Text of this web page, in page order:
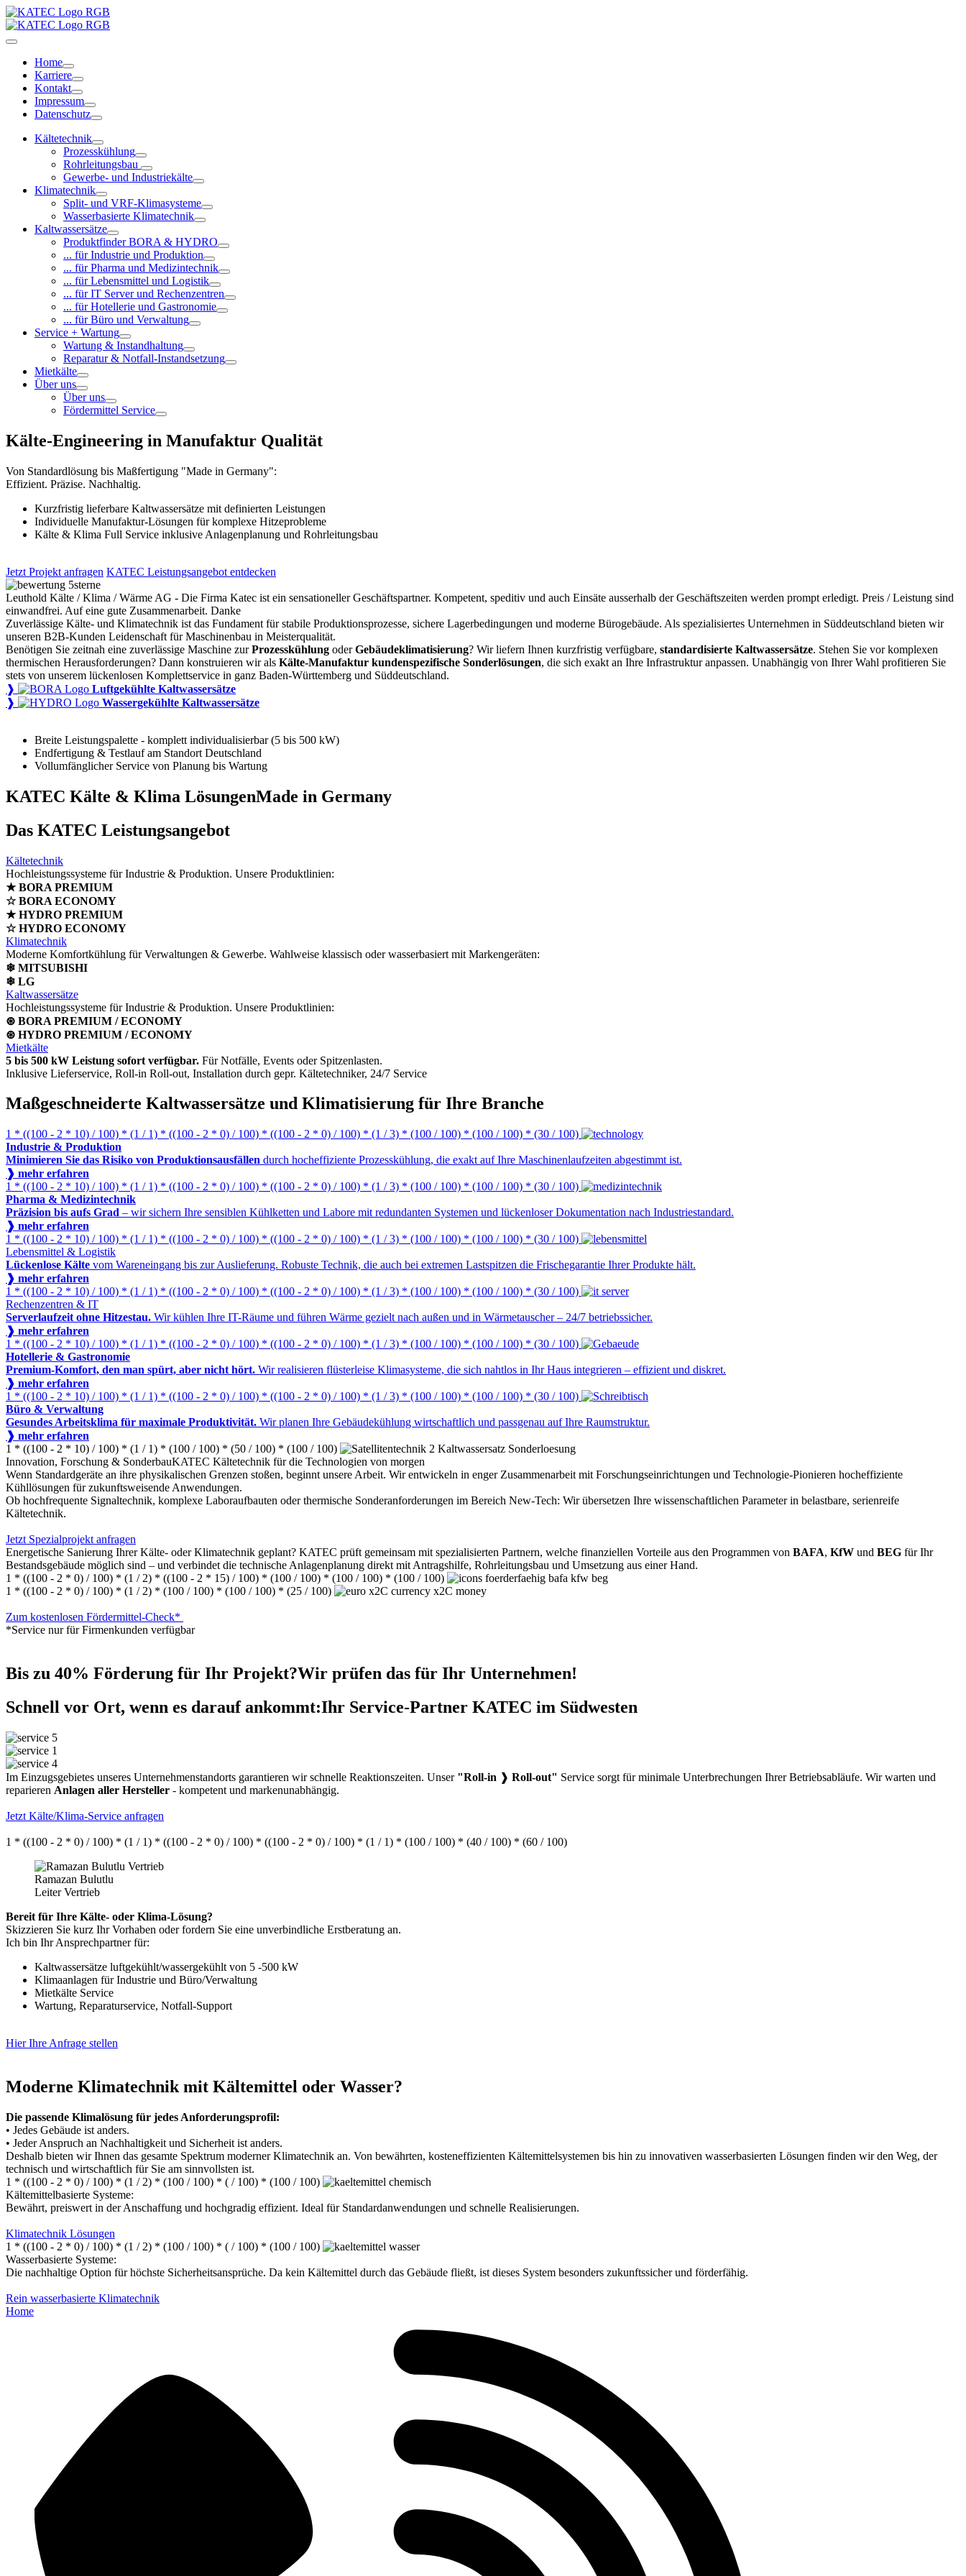
Home
Karriere
Kontakt
Impressum
Datenschutz
Kältetechnik
Prozesskühlung
Rohrleitungsbau
Gewerbe- und Industriekälte
Klimatechnik
Split- und VRF-Klimasysteme
Wasserbasierte Klimatechnik
Kaltwassersätze
Produktfinder BORA & HYDRO
... für Industrie und Produktion
... für Pharma und Medizintechnik
... für Lebensmittel und Logistik
... für IT Server und Rechenzentren
... für Hotellerie und Gastronomie
... für Büro und Verwaltung
Service + Wartung
Wartung & Instandhaltung
Reparatur & Notfall-Instandsetzung
Mietkälte
Über uns
Über uns
Fördermittel Service
Kälte-Engineering in Manufaktur Qualität
Von Standardlösung bis Maßfertigung "Made in Germany":
Effizient. Präzise. Nachhaltig.
Kurzfristig lieferbare Kaltwassersätze mit definierten Leistungen
Individuelle Manufaktur-Lösungen für komplexe Hitzeprobleme
Kälte & Klima Full Service inklusive Anlagenplanung und Rohrleitungsbau
Jetzt Projekt anfragen KATEC Leistungsangebot entdecken
Leuthold Kälte / Klima / Wärme AG - Die Firma Katec ist ein sensationeller Geschäftspartner. Kompetent, speditiv und auch Einsäte ausserhalb der Geschäftszeiten werden prompt erledigt. Preis / Leistung sind
einwandfrei. Auf eine gute Zusammenarbeit. Danke
Zuverlässige Kälte- und Klimatechnik ist das Fundament für stabile Produktionsprozesse, sichere Lagerbedingungen und moderne Bürogebäude. Als spezialisiertes Unternehmen in Süddeutschland bieten wir
unseren B2B-Kunden Leidenschaft für Maschinenbau in Meisterqualität.
Benötigen Sie zeitnah eine zuverlässige Maschine zurProzesskühlung oderGebäudeklimatisierung? Wir liefern Ihnen kurzfristig verfügbare, standardisierte Kaltwassersätze. Stehen Sie vor komplexen
thermischen Herausforderungen? Dann konstruieren wir als Kälte-Manufaktur kundenspezifische Sonderlösungen, die sich exakt an Ihre Infrastruktur anpassen. Unabhängig von Ihrer Wahl profitieren Sie
stets von unserem lückenlosen Komplettservice in ganz Baden-Württemberg und Süddeutschland.
❱
Luftgekühlte Kaltwassersätze
❱
Wassergekühlte Kaltwassersätze
Breite Leistungspalette - komplett individualisierbar (5 bis 500 kW)
Endfertigung & Testlauf am Standort Deutschland
Vollumfänglicher Service von Planung bis Wartung
KATEC Kälte & Klima LösungenMade in Germany
Das KATEC Leistungsangebot
Kältetechnik
Hochleistungssysteme für Industrie & Produktion. Unsere Produktlinien:
★ BORA PREMIUM
☆ BORA ECONOMY
★ HYDRO PREMIUM
☆ HYDRO ECONOMY
Klimatechnik
Moderne Komfortkühlung für Verwaltungen & Gewerbe. Wahlweise klassisch oder wasserbasiert mit Markengeräten:
❄ MITSUBISHI
❄ LG
Kaltwassersätze
Hochleistungssysteme für Industrie & Produktion. Unsere Produktlinien:
⊛ BORA PREMIUM / ECONOMY
⊛ HYDRO PREMIUM / ECONOMY
Mietkälte
5 bis 500 kW Leistung sofort verfügbar. Für Notfälle, Events oder Spitzenlasten.
Inklusive Lieferservice, Roll-in Roll-out, Installation durch gepr. Kältetechniker, 24/7 Service
Maßgeschneiderte Kaltwassersätze und Klimatisierung für Ihre Branche
1 * ((100 - 2 * 10) / 100) * (1 / 1) * ((100 - 2 * 0) / 100) * ((100 - 2 * 0) / 100) * (1 / 3) * (100 / 100) * (100 / 100) * (30 / 100)
Industrie & Produktion
Minimieren Sie das Risiko von Produktionsausfällen durch hocheffiziente Prozesskühlung, die exakt auf Ihre Maschinenlaufzeiten abgestimmt ist.
❱ mehr erfahren
1 * ((100 - 2 * 10) / 100) * (1 / 1) * ((100 - 2 * 0) / 100) * ((100 - 2 * 0) / 100) * (1 / 3) * (100 / 100) * (100 / 100) * (30 / 100)
Pharma & Medizintechnik
Präzision bis aufs Grad – wir sichern Ihre sensiblen Kühlketten und Labore mit redundanten Systemen und lückenloser Dokumentation nach Industriestandard.
❱ mehr erfahren
1 * ((100 - 2 * 10) / 100) * (1 / 1) * ((100 - 2 * 0) / 100) * ((100 - 2 * 0) / 100) * (1 / 3) * (100 / 100) * (100 / 100) * (30 / 100)
Lebensmittel & Logistik
Lückenlose Kälte vom Wareneingang bis zur Auslieferung. Robuste Technik, die auch bei extremen Lastspitzen die Frischegarantie Ihrer Produkte hält.
❱ mehr erfahren
1 * ((100 - 2 * 10) / 100) * (1 / 1) * ((100 - 2 * 0) / 100) * ((100 - 2 * 0) / 100) * (1 / 3) * (100 / 100) * (100 / 100) * (30 / 100)
Rechenzentren & IT
Serverlaufzeit ohne Hitzestau. Wir kühlen Ihre IT-Räume und führen Wärme gezielt nach außen und in Wärmetauscher – 24/7 betriebssicher.
❱ mehr erfahren
1 * ((100 - 2 * 10) / 100) * (1 / 1) * ((100 - 2 * 0) / 100) * ((100 - 2 * 0) / 100) * (1 / 3) * (100 / 100) * (100 / 100) * (30 / 100)
Hotellerie & Gastronomie
Premium-Komfort, den man spürt, aber nicht hört. Wir realisieren flüsterleise Klimasysteme, die sich nahtlos in Ihr Haus integrieren – effizient und diskret.
❱ mehr erfahren
1 * ((100 - 2 * 10) / 100) * (1 / 1) * ((100 - 2 * 0) / 100) * ((100 - 2 * 0) / 100) * (1 / 3) * (100 / 100) * (100 / 100) * (30 / 100)
Büro & Verwaltung
Gesundes Arbeitsklima für maximale Produktivität. Wir planen Ihre Gebäudekühlung wirtschaftlich und passgenau auf Ihre Raumstruktur.
❱ mehr erfahren
1 * ((100 - 2 * 10) / 100) * (1 / 1) * (100 / 100) * (50 / 100) * (100 / 100)
Innovation, Forschung & SonderbauKATEC Kältetechnik für die Technologien von morgen
Wenn Standardgeräte an ihre physikalischen Grenzen stoßen, beginnt unsere Arbeit. Wir entwickeln in enger Zusammenarbeit mit Forschungseinrichtungen und Technologie-Pionieren hocheffiziente
Kühllösungen für zukunftsweisende Anwendungen.
Ob hochfrequente Signaltechnik, komplexe Laboraufbauten oder thermische Sonderanforderungen im Bereich New-Tech: Wir übersetzen Ihre wissenschaftlichen Parameter in belastbare, serienreife
Kältetechnik.
Jetzt Spezialprojekt anfragen
Energetische Sanierung Ihrer Kälte- oder Klimatechnik geplant? KATEC prüft gemeinsam mit spezialisierten Partnern, welche finanziellen Vorteile aus den Programmen von BAFA, KfW und BEG für Ihr
Bestandsgebäude möglich sind – und verbindet die technische Anlagenplanung direkt mit Antragshilfe, Rohrleitungsbau und Umsetzung aus einer Hand.
1 * ((100 - 2 * 0) / 100) * (1 / 2) * ((100 - 2 * 15) / 100) * (100 / 100) * (100 / 100) * (100 / 100)
1 * ((100 - 2 * 0) / 100) * (1 / 2) * (100 / 100) * (100 / 100) * (25 / 100)
Zum kostenlosen Fördermittel-Check*
*Service nur für Firmenkunden verfügbar
Bis zu 40% Förderung für Ihr Projekt?Wir prüfen das für Ihr Unternehmen!
Schnell vor Ort, wenn es darauf ankommt:Ihr Service-Partner KATEC im Südwesten
Im Einzugsgebietes unseres Unternehmenstandorts garantieren wir schnelle Reaktionszeiten. Unser "Roll-in ❱ Roll-out" Service sorgt für minimale Unterbrechungen Ihrer Betriebsabläufe. Wir warten und
reparieren Anlagen aller Hersteller - kompetent und markenunabhängig.
Jetzt Kälte/Klima-Service anfragen
1 * ((100 - 2 * 0) / 100) * (1 / 1) * ((100 - 2 * 0) / 100) * ((100 - 2 * 0) / 100) * (1 / 1) * (100 / 100) * (40 / 100) * (60 / 100)
Ramazan Bulutlu
Leiter Vertrieb
Bereit für Ihre Kälte- oder Klima-Lösung?
Skizzieren Sie kurz Ihr Vorhaben oder fordern Sie eine unverbindliche Erstberatung an.
Ich bin Ihr Ansprechpartner für:
Kaltwassersätze luftgekühlt/wassergekühlt von 5 -500 kW
Klimaanlagen für Industrie und Büro/Verwaltung
Mietkälte Service
Wartung, Reparaturservice, Notfall-Support
Hier Ihre Anfrage stellen
Moderne Klimatechnik mit Kältemittel oder Wasser?
Die passende Klimalösung für jedes Anforderungsprofil:
• Jedes Gebäude ist anders.
• Jeder Anspruch an Nachhaltigkeit und Sicherheit ist anders.
Deshalb bieten wir Ihnen das gesamte Spektrum moderner Klimatechnik an. Von bewährten, kosteneffizienten Kältemittelsystemen bis hin zu innovativen wasserbasierten Lösungen finden wir den Weg, der
technisch und wirtschaftlich für Sie am sinnvollsten ist.
1 * ((100 - 2 * 0) / 100) * (1 / 2) * (100 / 100) * ( / 100) * (100 / 100)
Kältemittelbasierte Systeme:
Bewährt, preiswert in der Anschaffung und hochgradig effizient. Ideal für Standardanwendungen und schnelle Realisierungen.
Klimatechnik Lösungen
1 * ((100 - 2 * 0) / 100) * (1 / 2) * (100 / 100) * ( / 100) * (100 / 100)
Wasserbasierte Systeme:
Die nachhaltige Option für höchste Sicherheitsansprüche. Da kein Kältemittel durch das Gebäude fließt, ist dieses System besonders zukunftssicher und förderfähig.
Rein wasserbasierte Klimatechnik
Home